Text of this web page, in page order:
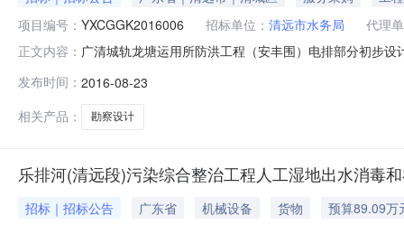
项目编号： YXCGGK2016006 招标单位： 清远市水务局
代理
正文内容： 广清城轨龙塘运用所防洪工程（安丰围）电排部分初步
15:00开标地点预算金额详见公告正文联系人及联系方式
详见公告正文代理机构名称
发布时间： 2016-08-23
相关产品：
勘察设计
乐排河(清远段)污染综合整治工程人工湿地出水消毒
招标｜招标公告 广东省 机械设备 货物
预算89.09万